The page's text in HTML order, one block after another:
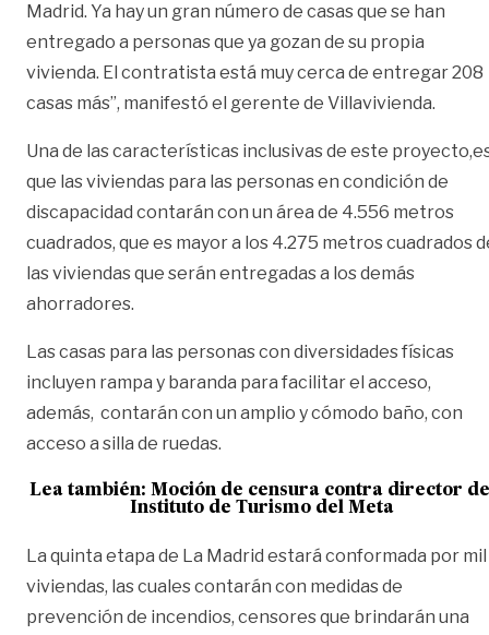
Madrid. Ya hay un gran número de casas que se han
entregado a personas que ya gozan de su propia
vivienda. El contratista está muy cerca de entregar 208
casas más”, manifestó el gerente de Villavivienda.
Una de las características inclusivas de este
que las viviendas para las personas en condición de
discapacidad contarán con un área de 4.556 metros
cuadrados, que es mayor a los 4.275 metros cuadrados
las viviendas que serán entregadas a los demás
ahorradores.
Las casas para las personas con diversidades físicas
incluyen rampa y baranda para facilitar el acceso,
además, contarán con un amplio y cómodo baño, con
acceso a silla de ruedas.
Lea también: Moción de censura contra director
Instituto de Turismo del Meta
La quinta etapa de La Madrid estará conformada por mil
viviendas, las cuales contarán con medidas de
prevención de incendios, censores que brindarán una